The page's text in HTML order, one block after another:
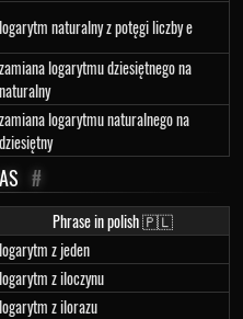
logarytm naturalny z potęgi liczby e
zamiana logarytmu dziesiętnego na
naturalny
zamiana logarytmu naturalnego na
dziesiętny
#
Phrase in polish 🇵🇱
logarytm z jeden
logarytm z iloczynu
logarytm z ilorazu